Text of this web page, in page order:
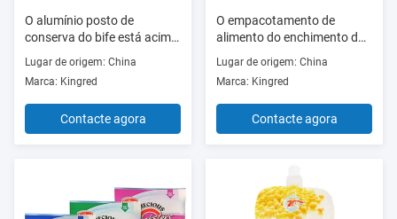
O alumínio posto de
conserva do bife está acima
do calor do malote
21cm*16cm - selagem
Lugar de origem: China
Marca: Kingred
Contacte agora
O empacotamento de
alimento do enchimento do
nitrogênio ensaca o suporte
friável da folha de alumínio
das fritadas 100g acima do
malote
Lugar de origem: China
Marca: Kingred
Contacte agora